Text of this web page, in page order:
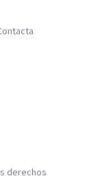
derechos